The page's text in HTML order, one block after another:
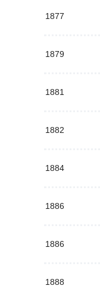
1877
1879
1881
1882
1884
1886
1886
1888